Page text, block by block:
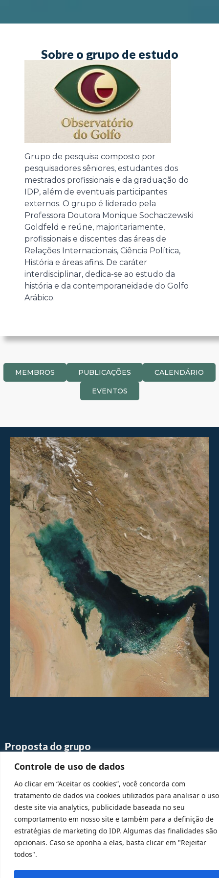
Controle de uso de dados
Ao clicar em “Aceitar os cookies”, você concorda com
tratamento de dados via cookies utilizados para analisar o uso
deste site via analytics, publicidade baseada no seu
comportamento em nosso site e também para a definição de
estratégias de marketing do IDP. Algumas das finalidades são
opcionais. Caso se oponha a elas, basta clicar em "Rejeitar
todos".
Sobre o grupo de estudo
Grupo de pesquisa composto por
pesquisadores sêniores, estudantes dos
mestrados profissionais e da graduação do
IDP, além de eventuais participantes
externos. O grupo é liderado pela
Professora Doutora Monique Sochaczewski
Goldfeld e reúne, majoritariamente,
profissionais e discentes das áreas de
Relações Internacionais, Ciência Política,
História e áreas afins. De caráter
interdisciplinar, dedica-se ao estudo da
história e da contemporaneidade do Golfo
Arábico.
MEMBROS PUBLICAÇÕES CALENDÁRIO
EVENTOS
Proposta do grupo
acadêmicas qualificadas, bem como sua difusão,
sobre a conjuntura do Golfo Arábico, com foco nos
países do Conselho de Cooperação do Golfo — Arábia
Saudita, Emirados Árabes Unidos, Bahrein, Catar,
Kuwait e Omã —, suas dinâmicas internas e suas
relações com o Brasil e a América Latina. Entre as
principais ações, destacam-se a elaboração de
newsletters periódicas, a organização de eventos
participação no debate público por meio de artigos,